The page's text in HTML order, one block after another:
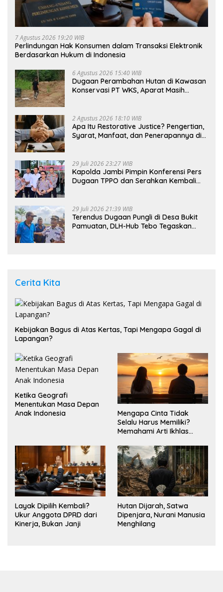
7 Agustus 2026 19:20 WIB
Perlindungan Hak Konsumen dalam Transaksi Elektronik
Berdasarkan Hukum di Indonesia
6 Agustus 2026 15:40 WIB
Dugaan Perambahan Hutan di Kawasan
Konservasi PT WKS, Aparat Masih
2 Agustus 2026 18:10 WIB
Apa Itu Restorative Justice? Pengertian,
Syarat, Manfaat, dan Penerapannya di
29 Juli 2026 23:27 WIB
Kapolda Jambi Pimpin Konferensi Pers
Dugaan TPPO dan Serahkan Kembali
29 Juli 2026 21:39 WIB
Terendus Dugaan Pungli di Desa Bukit
Pamuatan, DLH-Hub Tebo Tegaskan
Cerita Kita
Kebijakan Bagus di Atas Kertas, Tapi Mengapa Gagal di
Lapangan?
Ketika Geografi
Menentukan Masa Depan
Anak Indonesia
Mengapa Cinta Tidak
Selalu Harus Memiliki?
Memahami Arti Ikhlas
Layak Dipilih Kembali?
Ukur Anggota DPRD dari
Kinerja, Bukan Janji
Hutan Dijarah, Satwa
Dipenjara, Nurani Manusia
Menghilang